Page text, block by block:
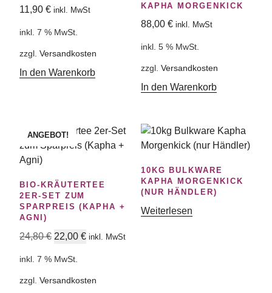
11,90 € inkl. MwSt
inkl. 7 % MwSt.
zzgl. Versandkosten
In den Warenkorb
KAPHA MORGENKICK
88,00 € inkl. MwSt
inkl. 5 % MwSt.
zzgl. Versandkosten
In den Warenkorb
ANGEBOT!
BIO-KRÄUTERTEE
2ER-SET ZUM
SPARPREIS (KAPHA +
AGNI)
24,80€ Ursprünglicher
war:
24,80 €
22,00 €Aktueller
22,00 €.
inkl. MwSt
inkl. 7 % MwSt.
zzgl. Versandkosten
10KG BULKWARE
KAPHA MORGENKICK
(NUR HÄNDLER)
Weiterlesen